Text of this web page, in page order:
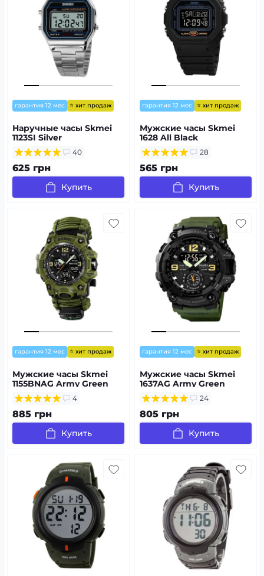
гарантия 12 мес ⭐ хит продаж
Наручные часы Skmei
1123SI Silver
40
625 грн
Купить
гарантия 12 мес ⭐ хит продаж
Мужские часы Skmei
1628 All Black
28
565 грн
Купить
гарантия 12 мес ⭐ хит продаж
Мужские часы Skmei
1155BNAG Army Green
4
885 грн
Купить
гарантия 12 мес ⭐ хит продаж
Мужские часы Skmei
1637AG Army Green
24
805 грн
Купить